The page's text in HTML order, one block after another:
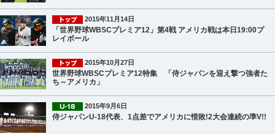
2015年11月14日
「世界野球WBSCプレミア12」第4戦 アメリカ戦は本日19:00プ
レイボール
2015年10月27日
世界野球WBSCプレミア12特集 「侍ジャパンを迎え撃つ強者た
ち～アメリカ」
2015年9月6日
侍ジャパンU-18代表、1点差でアメリカに惜敗!2大会連続の準V!!